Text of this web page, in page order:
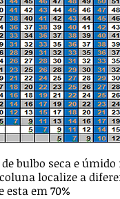
bulbo seca e
localize a
em 70%